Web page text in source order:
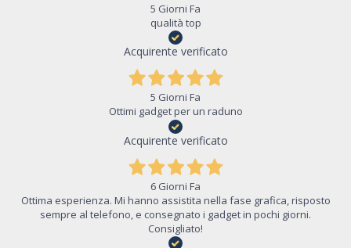
5 Giorni Fa
qualità top
Acquirente verificato
5 Giorni Fa
Ottimi gadget per un raduno
Acquirente verificato
6 Giorni Fa
Ottima esperienza. Mi hanno assistita nella fase grafica, risposto
sempre al telefono, e consegnato i gadget in pochi giorni.
Consigliato!